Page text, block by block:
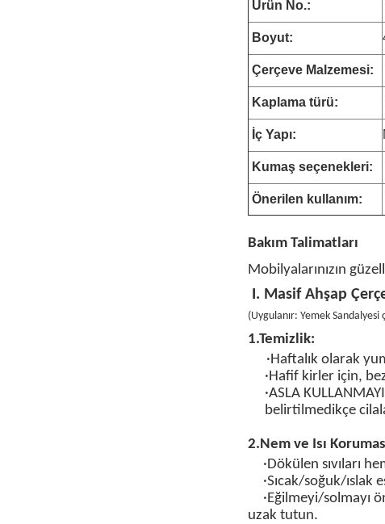
Ürün No.:
Boyut:
Çerçeve Malzemesi:
Kaplama türü:
İç Yapı:
Kumaş seçenekleri:
Önerilen kullanım:
Bakım Talimatları
Mobilyalarınızın
I. Masif Ahşap
(Uygulanır: Yemek Sandalyesi
1.Temizlik:
·Haftalık olarak
·Hafif kirler için,
·ASLA
belirtilmedikçe
2.Nem ve Isı
·Dökülen sıvıları
·Sıcak/soğuk/
·Eğilmeyi/solmayı
uzak tutun.